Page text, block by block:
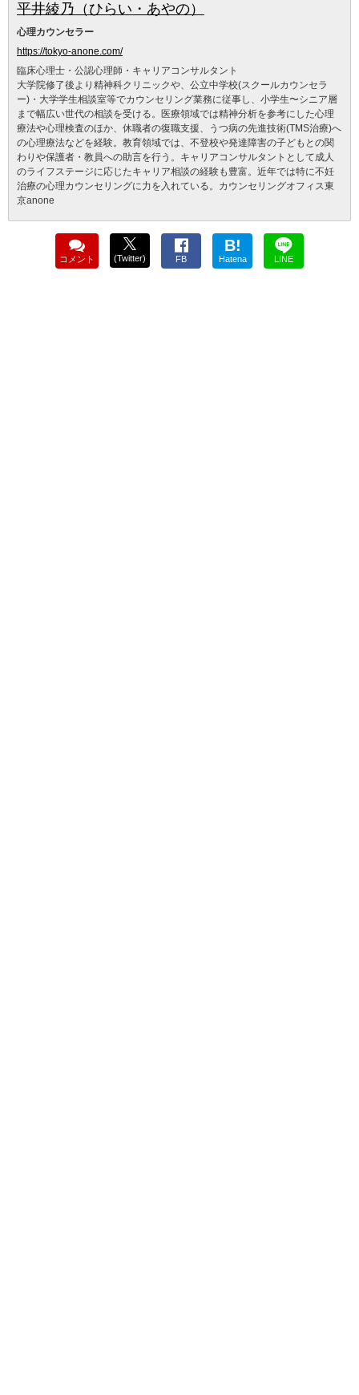
平井綾乃（ひらい・あやの）
心理カウンセラー
https://tokyo-anone.com/
臨床心理士・公認心理師・キャリアコンサルタント
大学院修了後より精神科クリニックや、公立中学校(スクールカウンセラ
ー)・大学学生相談室等でカウンセリング業務に従事し、小学生〜シニア層
まで幅広い世代の相談を受ける。医療領域では精神分析を参考にした心理
療法や心理検査のほか、休職者の復職支援、うつ病の先進技術(TMS治療)へ
の心理療法などを経験。教育領域では、不登校や発達障害の子どもとの関
わりや保護者・教員への助言を行う。キャリアコンサルタントとして成人
のライフステージに応じたキャリア相談の経験も豊富。近年では特に不妊
治療の心理カウンセリングに力を入れている。カウンセリングオフィス東
京anone
コメント (Twitter) FB
B!
Hatena LINE